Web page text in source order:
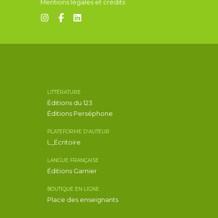
Mentions légales et crédits
LITTÉRATURE
Éditions du 123
Éditions Perséphone
PLATEFORME D'AUTEUR
L_Écritoire
LANGUE FRANÇAISE
Éditions Garnier
BOUTIQUE EN LIGNE
Place des enseignants